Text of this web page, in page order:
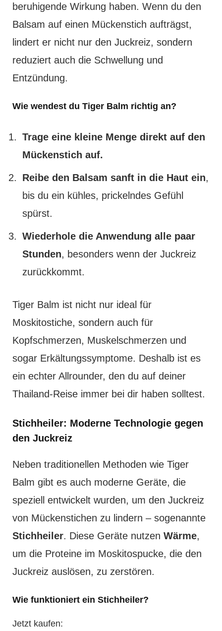
beruhigende Wirkung haben. Wenn du den
Balsam auf einen Mückenstich aufträgst,
lindert er nicht nur den Juckreiz, sondern
reduziert auch die Schwellung und
Entzündung.
Wie wendest du Tiger Balm richtig an?
Trage eine kleine Menge direkt auf den
Mückenstich auf.
Reibe den Balsam sanft in die Haut ein,
bis du ein kühles, prickelndes Gefühl
spürst.
Wiederhole die Anwendung alle paar
Stunden, besonders wenn der Juckreiz
zurückkommt.
Tiger Balm ist nicht nur ideal für
Moskitostiche, sondern auch für
Kopfschmerzen, Muskelschmerzen und
sogar Erkältungssymptome. Deshalb ist es
ein echter Allrounder, den du auf deiner
Thailand-Reise immer bei dir haben solltest.
Stichheiler: Moderne Technologie gegen
den Juckreiz
Neben traditionellen Methoden wie Tiger
Balm gibt es auch moderne Geräte, die
speziell entwickelt wurden, um den Juckreiz
von Mückenstichen zu lindern – sogenannte
Stichheiler. Diese Geräte nutzen Wärme,
um die Proteine im Moskitospucke, die den
Juckreiz auslösen, zu zerstören.
Wie funktioniert ein Stichheiler?
Jetzt kaufen: